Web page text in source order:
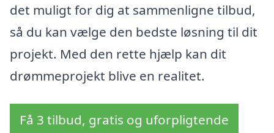
det muligt for dig at sammenligne tilbud,
så du kan vælge den bedste løsning til dit
projekt. Med den rette hjælp kan dit
drømmeprojekt blive en realitet.
Få 3 tilbud, gratis og uforpligtende